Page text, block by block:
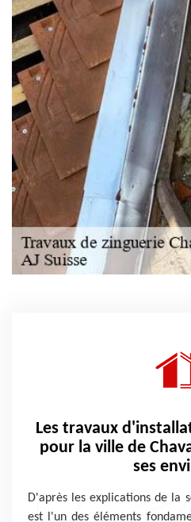
Les travaux
pour la ville de
ses
D'après les explications de la
est l'un des éléments